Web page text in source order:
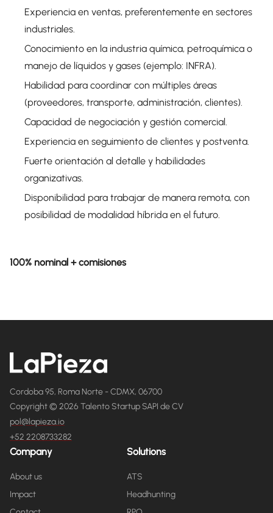
Experiencia en ventas, preferentemente en sectores
industriales.
Conocimiento en la industria química, petroquímica o
manejo de líquidos y gases (ejemplo: INFRA).
Habilidad para coordinar con múltiples áreas
(proveedores, transporte, administración, clientes).
Capacidad de negociación y gestión comercial.
Experiencia en seguimiento de clientes y postventa.
Fuerte orientación al detalle y habilidades
organizativas.
Disponibilidad para trabajar de manera remota, con
posibilidad de modalidad híbrida en el futuro.
100% nominal + comisiones
Cordoba 95, Roma Norte - CDMX, 06700
Copyright © 2026 Talento Startup SAPI de CV
pol@lapieza.io
+52 2208733282
Company
About us
Impact
Solutions
ATS
Headhunting